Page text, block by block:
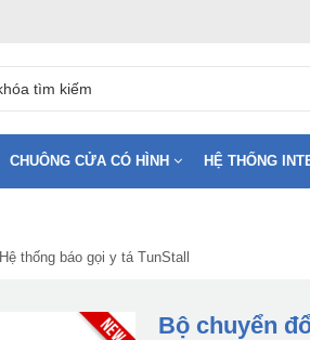
CHUÔNG CỬA CÓ HÌNH HỆ THỐNG
Hệ thống báo gọi y tá TunStall
Bộ chuyển